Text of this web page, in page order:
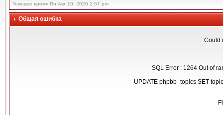
Текущее время Пн Авг 10, 2026 2:57 pm
Общая ошибка
Could
SQL Error : 1264 Out of
UPDATE phpbb_topics SET